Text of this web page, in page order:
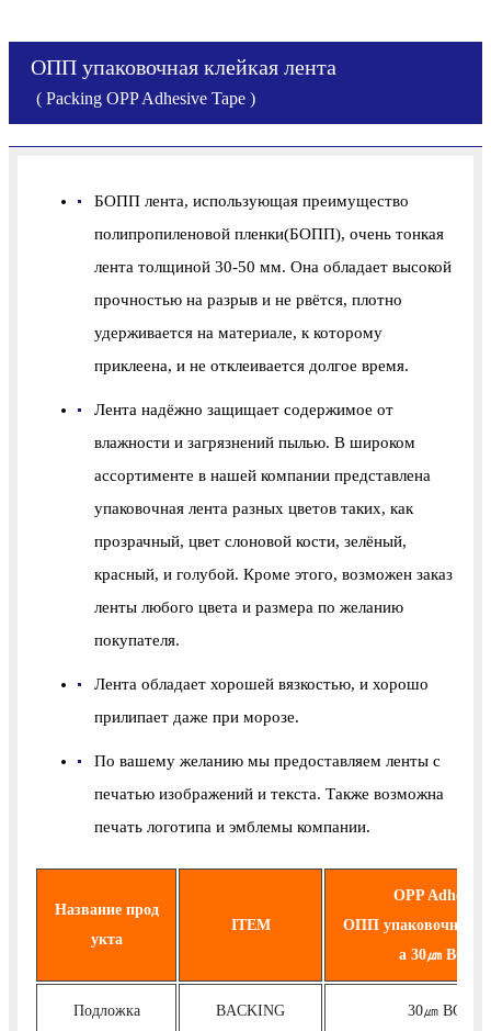
ОПП упаковочная клейкая лента
( Packing OPP Adhesive Tape )
БОПП лента, использующая преимущество
полипропиленовой пленки(БОПП), очень тонкая
лента толщиной 30-50 мм. Она обладает высокой
прочностью на разрыв и не рвётся, плотно
удерживается на материале, к которому
приклеена, и не отклеивается долгое время.
Лента надёжно защищает содержимое от
влажности и загрязнений пылью. В широком
ассортименте в нашей компании представлена
упаковочная лента разных цветов таких, как
прозрачный, цвет слоновой кости, зелёный,
красный, и голубой. Кроме этого, возможен заказ
ленты любого цвета и размера по желанию
покупателя.
Лента обладает хорошей вязкостью, и хорошо
прилипает даже при морозе.
По вашему желанию мы предоставляем ленты с
печатью изображений и текста. Также возможна
печать логотипа и эмблемы компании.
Название прод
укта
ITEM
OPP Adhesive
ОПП упаковочная
а 30㎛
Подложка BACKING 30㎛ BOPP